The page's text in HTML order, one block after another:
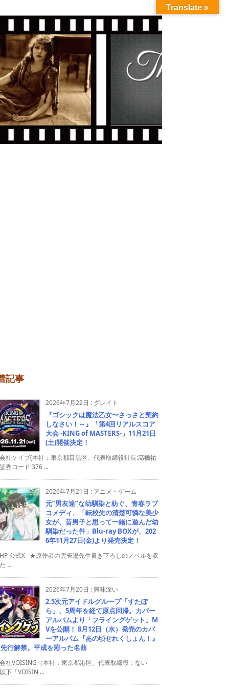
記事
2026年7月22日 : グレイト
『ゴシックは魔法乙女〜さっさと契約
しなさい！～』「第4回リアルスコア
大会 -KING of MASTERS-」11月21日
(土)開催決定！
社ケイブ(本社：東京都目黒区、代表取締役社長:高橋祐
券コード:376 ...
2026年7月21日 : アニメ・ゲーム
元”男友達”な幼馴染と紡ぐ、青春ラブ
コメディ、「転校先の清楚可憐な美少
女が、昔男子と思って一緒に遊んだ幼
馴染だった件」Blu-ray BOXが、202
6年11月27日(金)より発売決定！
公式X ★原作者の雲雀湯先生書き下ろしのノベルを収
...
2026年7月20日 :興味深い
2.5次元アイドルグループ「すたぽ
ら」、5周年を経て原点回帰。カバー
アルバムより「フライングゲット」M
Vを公開！ 8月12日（水）発売のカバ
ーアルバム『あの頃せれくしょん！』
行解禁。平成を彩った名曲
社VOISING（本社：東京都港区、代表取締役：ない
下「VOISIN ...
Translate »